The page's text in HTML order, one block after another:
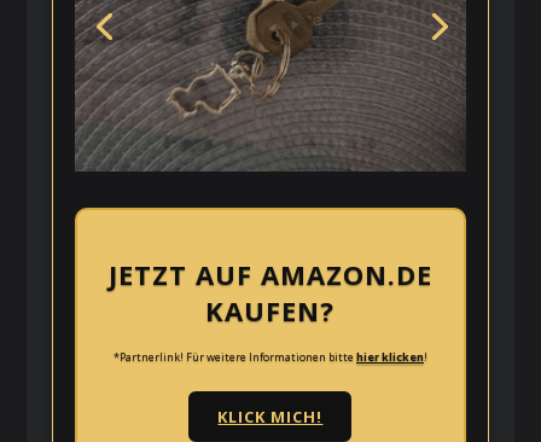
JETZT AUF AMAZON.DE
KAUFEN?
*Partnerlink! Für weitere Informationen bittehier klicken!
KLICK MICH!